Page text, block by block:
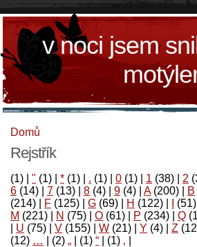
v noci jsem
Domů
Rejstřík
(1) " (1) * (1) . (1) 0 (1) 1 (38) 2
6 (14) 7 (13) 8 (4) 9 (4) A(200) B
(214)
F (125) G (69) H (122) (51)
M (221) N (75) O (61) P (234) Q
U (75) V (155) W (21) Y (4) Z
‚
(1)
“
(1)
„
(2)
…
(12)